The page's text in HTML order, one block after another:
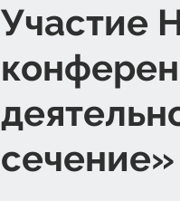
Участие
сечение»